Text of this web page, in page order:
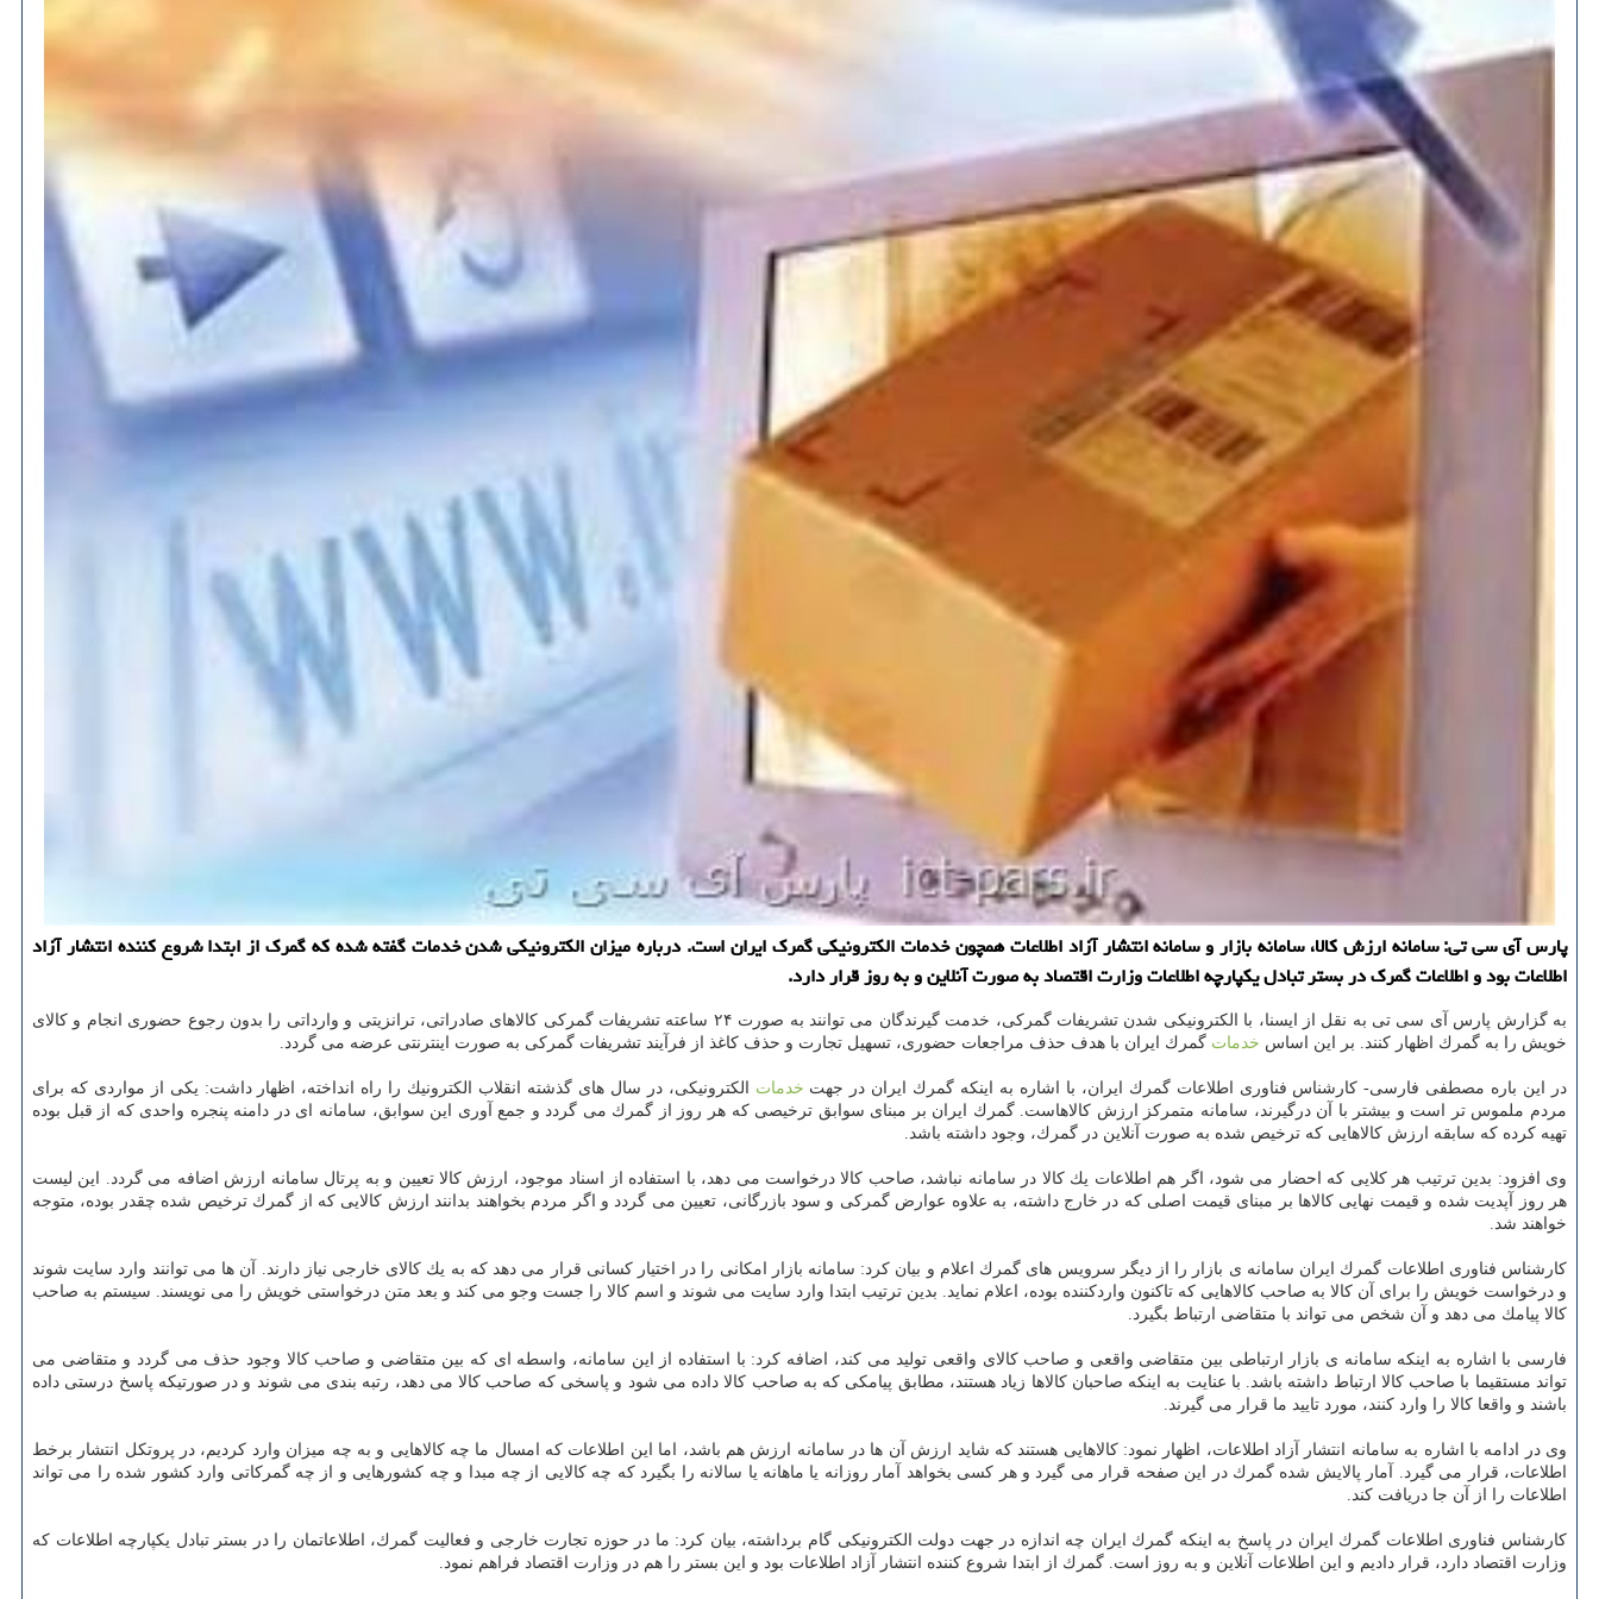
پارس آی سی تی: سامانه ارزش كالا، سامانه بازار و سامانه انتشار آزاد اطلاعات همچون خدمات الكترونیكی گمرك ایران است. درباره میزان الكترونیكی شدن خدمات گفته شده كه گمرك از ابتدا شروع كننده انتشار آزاد
اطلاعات بود و اطلاعات گمرك در بستر تبادل یكپارچه اطلاعات وزارت اقتصاد به صورت آنلاین و به روز قرار دارد.
به گزارش پارس آی سی تی به نقل از ایسنا، با الكترونیكی شدن تشریفات گمركی، خدمت گیرندگان می توانند به صورت ۲۴ ساعته تشریفات گمركی كالاهای صادراتی، ترانزیتی و وارداتی را بدون رجوع حضوری انجام و كالای
خویش را به گمرك اظهار كنند. بر این اساس خدمات گمرك ایران با هدف حذف مراجعات حضوری، تسهیل تجارت و حذف كاغذ از فرآیند تشریفات گمركی به صورت اینترنتی عرضه می گردد.
در این باره مصطفی فارسی- كارشناس فناوری اطلاعات گمرك ایران، با اشاره به اینكه گمرك ایران در جهت خدمات الكترونیكی، در سال های گذشته انقلاب الكترونیك را راه انداخته، اظهار داشت: یكی از مواردی كه برای
مردم ملموس تر است و بیشتر با آن درگیرند، سامانه متمركز ارزش كالاهاست. گمرك ایران بر مبنای سوابق ترخیصی كه هر روز از گمرك می گردد و جمع آوری این سوابق، سامانه ای در دامنه پنجره واحدی كه از قبل بوده
تهیه كرده كه سابقه ارزش كالاهایی كه ترخیص شده به صورت آنلاین در گمرك، وجود داشته باشد.
وی افزود: بدین ترتیب هر كلایی كه احضار می شود، اگر هم اطلاعات یك كالا در سامانه نباشد، صاحب كالا درخواست می دهد، با استفاده از اسناد موجود، ارزش كالا تعیین و به پرتال سامانه ارزش اضافه می گردد. این لیست
هر روز آپدیت شده و قیمت نهایی كالاها بر مبنای قیمت اصلی كه در خارج داشته، به علاوه عوارض گمركی و سود بازرگانی، تعیین می گردد و اگر مردم بخواهند بدانند ارزش كالایی كه از گمرك ترخیص شده چقدر بوده، متوجه
خواهند شد.
كارشناس فناوری اطلاعات گمرك ایران سامانه ی بازار را از دیگر سرویس های گمرك اعلام و بیان كرد: سامانه بازار امكانی را در اختیار كسانی قرار می دهد كه به یك كالای خارجی نیاز دارند. آن ها می توانند وارد سایت شوند
و درخواست خویش را برای آن كالا به صاحب كالاهایی كه تاكنون واردكننده بوده، اعلام نماید. بدین ترتیب ابتدا وارد سایت می شوند و اسم كالا را جست وجو می كند و بعد متن درخواستی خویش را می نویسند. سیستم به صاحب
كالا پیامك می دهد و آن شخص می تواند با متقاضی ارتباط بگیرد.
فارسی با اشاره به اینكه سامانه ی بازار ارتباطی بین متقاضی واقعی و صاحب كالای واقعی تولید می كند، اضافه كرد: با استفاده از این سامانه، واسطه ای كه بین متقاضی و صاحب كالا وجود حذف می گردد و متقاضی می
تواند مستقیما با صاحب كالا ارتباط داشته باشد. با عنایت به اینكه صاحبان كالاها زیاد هستند، مطابق پیامكی كه به صاحب كالا داده می شود و پاسخی كه صاحب كالا می دهد، رتبه بندی می شوند و در صورتیكه پاسخ درستی داده
باشند و واقعا كالا را وارد كنند، مورد تایید ما قرار می گیرند.
وی در ادامه با اشاره به سامانه انتشار آزاد اطلاعات، اظهار نمود: كالاهایی هستند كه شاید ارزش آن ها در سامانه ارزش هم باشد، اما این اطلاعات كه امسال ما چه كالاهایی و به چه میزان وارد كردیم، در پروتكل انتشار برخط
اطلاعات، قرار می گیرد. آمار پالایش شده گمرك در این صفحه قرار می گیرد و هر كسی بخواهد آمار روزانه یا ماهانه یا سالانه را بگیرد كه چه كالایی از چه مبدا و چه كشورهایی و از چه گمركاتی وارد كشور شده را می تواند
اطلاعات را از آن جا دریافت كند.
كارشناس فناوری اطلاعات گمرك ایران در پاسخ به اینكه گمرك ایران چه اندازه در جهت دولت الكترونیكی گام برداشته، بیان كرد: ما در حوزه تجارت خارجی و فعالیت گمرك، اطلاعاتمان را در بستر تبادل یكپارچه اطلاعات كه
وزارت اقتصاد دارد، قرار دادیم و این اطلاعات آنلاین و به روز است. گمرك از ابتدا شروع كننده انتشار آزاد اطلاعات بود و این بستر را هم در وزارت اقتصاد فراهم نمود.